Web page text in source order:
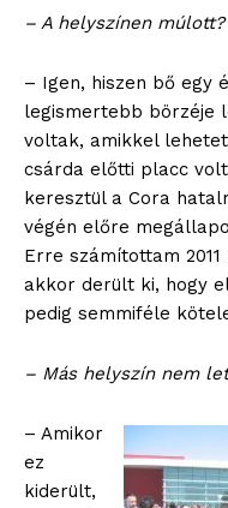
– A helyszínen múlott?
– Igen, hiszen bő egy
legismertebb börzéje
voltak, amikkel
csárda előtti placc
keresztül a Cora
végén előre
Erre számítottam
akkor derült ki, hogy
pedig semmiféle
– Más helyszín nem
– Amikor
ez
kiderült,